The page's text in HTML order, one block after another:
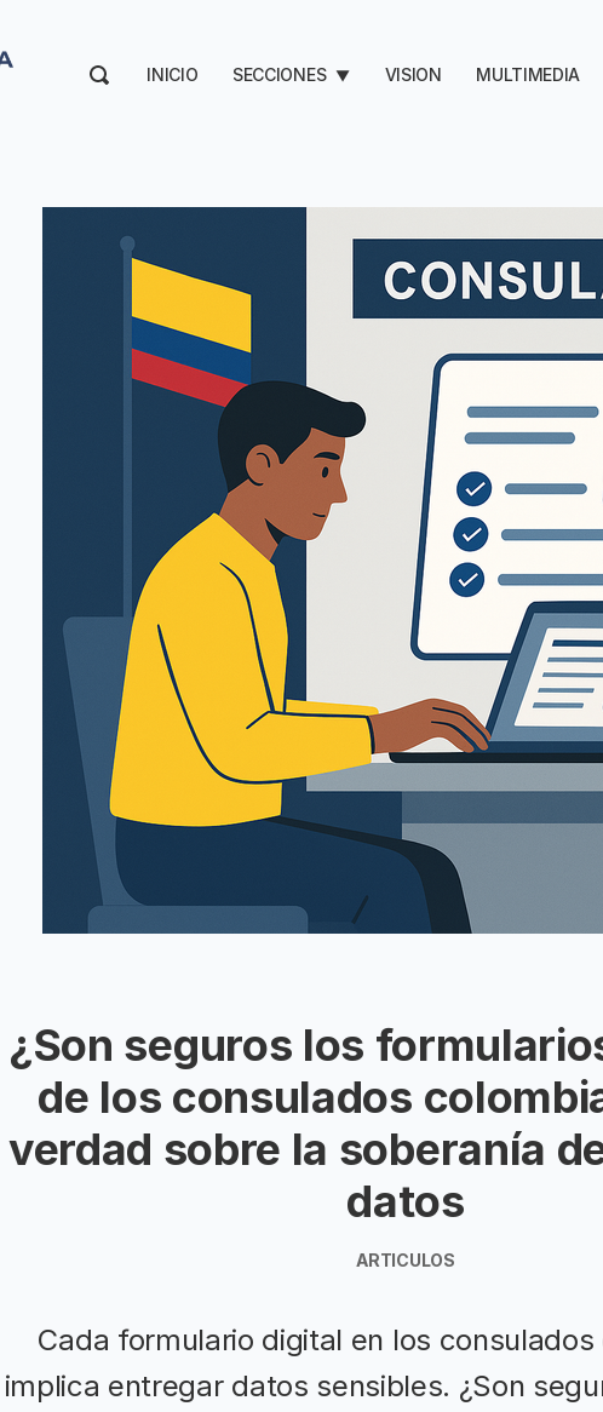
INICIO SECCIONES ▼ VISION MULTIMEDIA
¿Son seguros los
de los consulados
verdad sobre la soberanía
datos
ARTICULOS
Cada formulario digital en los
implica entregar datos sensibles. ¿Son